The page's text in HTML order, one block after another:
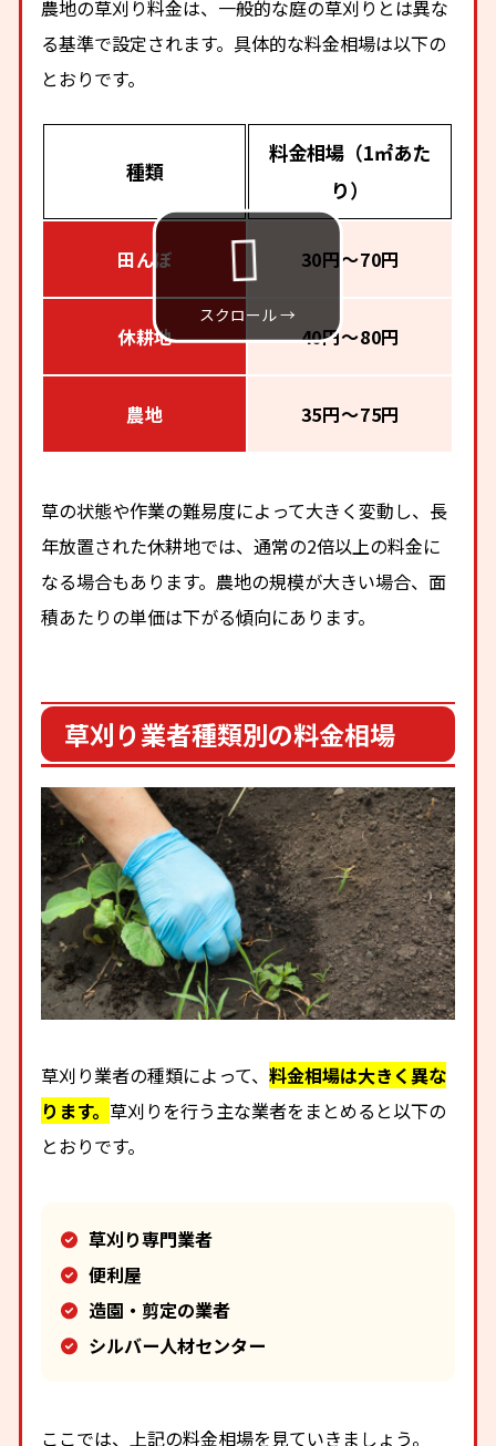
農地の草刈り料金は、一般的な庭の草刈りとは異な
る基準で設定されます。具体的な料金相場は以下の
とおりです。
種類
料金相場（1㎡あた
り）
田んぼ 30円～70円
休耕地 40円～80円
農地 35円～75円
草の状態や作業の難易度によって大きく変動し、長
年放置された休耕地では、通常の2倍以上の料金に
なる場合もあります。農地の規模が大きい場合、面
積あたりの単価は下がる傾向にあります。
草刈り業者種類別の料金相場
草刈り業者の種類によって、料金相場は大きく異な
ります。 草刈りを行う主な業者をまとめると以下の
とおりです。
草刈り専門業者
便利屋
造園・剪定の業者
シルバー人材センター
ここでは、上記の料金相場を見ていきましょう。